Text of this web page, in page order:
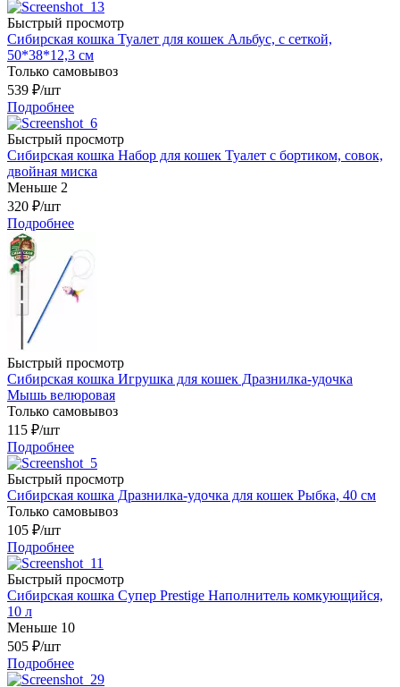
Быстрый просмотр
Сибирская кошка Туалет для кошек Альбус, с сеткой,
50*38*12,3 см
Только самовывоз
539 ₽/шт
Подробнее
Быстрый просмотр
Сибирская кошка Набор для кошек Туалет с бортиком, совок,
двойная миска
Меньше 2
320 ₽/шт
Подробнее
Быстрый просмотр
Сибирская кошка Игрушка для кошек Дразнилка-удочка
Мышь велюровая
Только самовывоз
115 ₽/шт
Подробнее
Быстрый просмотр
Сибирская кошка Дразнилка-удочка для кошек Рыбка, 40 см
Только самовывоз
105 ₽/шт
Подробнее
Быстрый просмотр
Сибирская кошка Супер Prestige Наполнитель комкующийся,
10 л
Меньше 10
505 ₽/шт
Подробнее